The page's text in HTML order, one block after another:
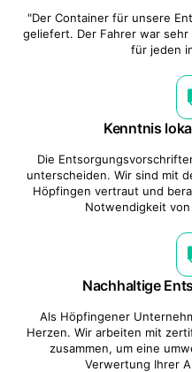
"Der Container für unsere
geliefert. Der Fahrer war
für jeden
Kenntnis
Die
unterscheiden. Wir sind mit
Höpfingen vertraut und
Notwendigkeit
Nachhaltige
Als Höpfingener
Herzen. Wir arbeiten mit
zusammen, um eine
Verwertung Ihrer